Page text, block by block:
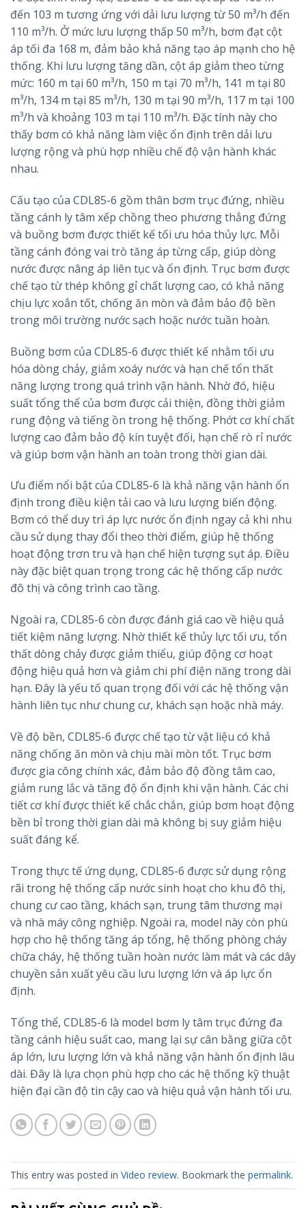
đến 103 m tương ứng với dải lưu lượng từ 50 m³/h đến
110 m³/h. Ở mức lưu lượng thấp 50 m³/h, bơm đạt cột
áp tối đa 168 m, đảm bảo khả năng tạo áp mạnh cho hệ
thống. Khi lưu lượng tăng dần, cột áp giảm theo từng
mức: 160 m tại 60 m³/h, 150 m tại 70 m³/h, 141 m tại 80
m³/h, 134 m tại 85 m³/h, 130 m tại 90 m³/h, 117 m tại 100
m³/h và khoảng 103 m tại 110 m³/h. Đặc tính này cho
thấy bơm có khả năng làm việc ổn định trên dải lưu
lượng rộng và phù hợp nhiều chế độ vận hành khác
nhau.
Cấu tạo của CDL85-6 gồm thân bơm trục đứng, nhiều
tầng cánh ly tâm xếp chồng theo phương thẳng đứng
và buồng bơm được thiết kế tối ưu hóa thủy lực. Mỗi
tầng cánh đóng vai trò tăng áp từng cấp, giúp dòng
nước được nâng áp liên tục và ổn định. Trục bơm được
chế tạo từ thép không gỉ chất lượng cao, có khả năng
chịu lực xoắn tốt, chống ăn mòn và đảm bảo độ bền
trong môi trường nước sạch hoặc nước tuần hoàn.
Buồng bơm của CDL85-6 được thiết kế nhằm tối ưu
hóa dòng chảy, giảm xoáy nước và hạn chế tổn thất
năng lượng trong quá trình vận hành. Nhờ đó, hiệu
suất tổng thể của bơm được cải thiện, đồng thời giảm
rung động và tiếng ồn trong hệ thống. Phớt cơ khí chất
lượng cao đảm bảo độ kín tuyệt đối, hạn chế rò rỉ nước
và giúp bơm vận hành an toàn trong thời gian dài.
Ưu điểm nổi bật của CDL85-6 là khả năng vận hành ổn
định trong điều kiện tải cao và lưu lượng biến động.
Bơm có thể duy trì áp lực nước ổn định ngay cả khi nhu
cầu sử dụng thay đổi theo thời điểm, giúp hệ thống
hoạt động trơn tru và hạn chế hiện tượng sụt áp. Điều
này đặc biệt quan trọng trong các hệ thống cấp nước
đô thị và công trình cao tầng.
Ngoài ra, CDL85-6 còn được đánh giá cao về hiệu quả
tiết kiệm năng lượng. Nhờ thiết kế thủy lực tối ưu, tổn
thất dòng chảy được giảm thiểu, giúp động cơ hoạt
động hiệu quả hơn và giảm chi phí điện năng trong dài
hạn. Đây là yếu tố quan trọng đối với các hệ thống vận
hành liên tục như chung cư, khách sạn hoặc nhà máy.
Về độ bền, CDL85-6 được chế tạo từ vật liệu có khả
năng chống ăn mòn và chịu mài mòn tốt. Trục bơm
được gia công chính xác, đảm bảo độ đồng tâm cao,
giảm rung lắc và tăng độ ổn định khi vận hành. Các chi
tiết cơ khí được thiết kế chắc chắn, giúp bơm hoạt động
bền bỉ trong thời gian dài mà không bị suy giảm hiệu
suất đáng kể.
Trong thực tế ứng dụng, CDL85-6 được sử dụng rộng
rãi trong hệ thống cấp nước sinh hoạt cho khu đô thị,
chung cư cao tầng, khách sạn, trung tâm thương mại
và nhà máy công nghiệp. Ngoài ra, model này còn phù
hợp cho hệ thống tăng áp tổng, hệ thống phòng cháy
chữa cháy, hệ thống tuần hoàn nước làm mát và các dây
chuyền sản xuất yêu cầu lưu lượng lớn và áp lực ổn
định.
Tổng thể, CDL85-6 là model bơm ly tâm trục đứng đa
tầng cánh hiệu suất cao, mang lại sự cân bằng giữa cột
áp lớn, lưu lượng lớn và khả năng vận hành ổn định lâu
dài. Đây là lựa chọn phù hợp cho các hệ thống kỹ thuật
hiện đại cần độ tin cậy cao và hiệu quả vận hành tối ưu.
This entry was posted in Video review. Bookmark the permalink.